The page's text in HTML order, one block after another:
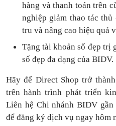
hàng và thanh toántrên
nghiệp giảm thao tác
tru và nâng cao hiệu quả
Tặngtài khoản số đẹp trị
số đẹp đa dạng của BIDV.
Hãy để Direct Shop trở
trên hành trình phát triển
Liên hệ Chi nhánh BIDV
để đăng ký dịch vụ ngay hôm